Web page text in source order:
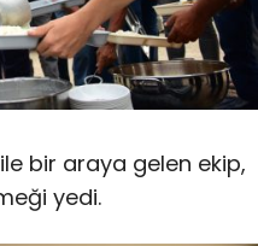
bir araya gelen ekip,
yedi.